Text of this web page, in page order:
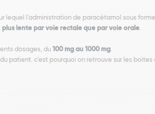
lequel l'administration de paracétamol sous
plus lente par voie rectale que par voie orale.
dosages, du 100 mg au 1000 mg.
patient. c'est pourquoi on retrouve sur les